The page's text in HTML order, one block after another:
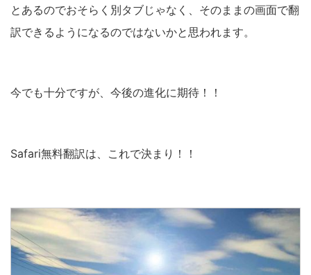
とあるのでおそらく別タブじゃなく、そのままの画面で翻
訳できるようになるのではないかと思われます。
今でも十分ですが、今後の進化に期待！！
Safari無料翻訳は、これで決まり！！